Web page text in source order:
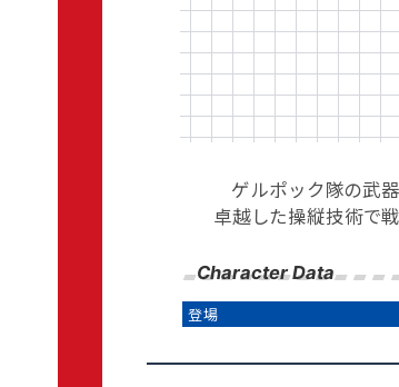
ゲルポック隊の武
卓越した操縦技術で
Character Data
登場